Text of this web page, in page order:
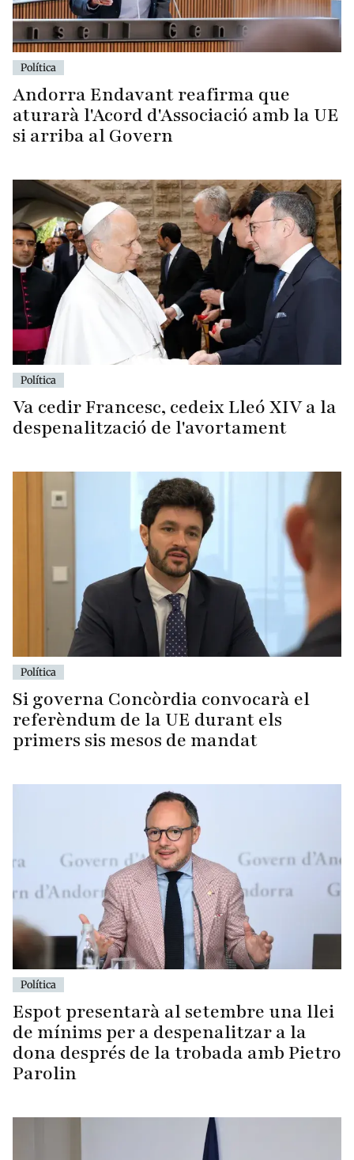
Política
Andorra Endavant reafirma que
aturarà l'Acord d'Associació amb la UE
si arriba al Govern
Política
Va cedir Francesc, cedeix Lleó XIV a la
despenalització de l'avortament
Política
Si governa Concòrdia convocarà el
referèndum de la UE durant els
primers sis mesos de mandat
Política
Espot presentarà al setembre una llei
de mínims per a despenalitzar a la
dona després de la trobada amb Pietro
Parolin